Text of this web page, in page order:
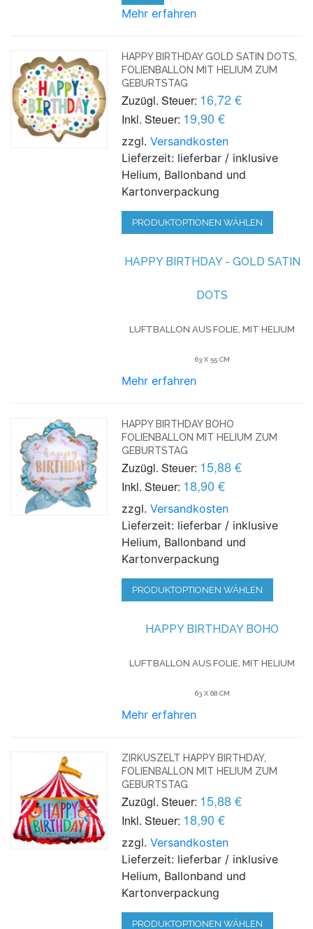
Mehr erfahren
HAPPY BIRTHDAY GOLD SATIN DOTS,
FOLIENBALLON MIT HELIUM ZUM
GEBURTSTAG
Zuzügl. Steuer: 16,72 €
Inkl. Steuer: 19,90 €
zzgl.Versandkosten
Lieferzeit: lieferbar / inklusive
Helium, Ballonband und
Kartonverpackung
PRODUKTOPTIONEN WÄHLEN
HAPPY BIRTHDAY - GOLD SATIN
DOTS
LUFTBALLON AUS FOLIE, MIT HELIUM
63 X 55 CM
Mehr erfahren
HAPPY BIRTHDAY BOHO
FOLIENBALLON MIT HELIUM ZUM
GEBURTSTAG
Zuzügl. Steuer: 15,88 €
Inkl. Steuer: 18,90 €
zzgl.Versandkosten
Lieferzeit: lieferbar / inklusive
Helium, Ballonband und
Kartonverpackung
PRODUKTOPTIONEN WÄHLEN
HAPPY BIRTHDAY BOHO
LUFTBALLON AUS FOLIE, MIT HELIUM
63 X 68 CM
Mehr erfahren
ZIRKUSZELT HAPPY BIRTHDAY,
FOLIENBALLON MIT HELIUM ZUM
GEBURTSTAG
Zuzügl. Steuer: 15,88 €
Inkl. Steuer: 18,90 €
zzgl.Versandkosten
Lieferzeit: lieferbar / inklusive
Helium, Ballonband und
Kartonverpackung
PRODUKTOPTIONEN WÄHLEN